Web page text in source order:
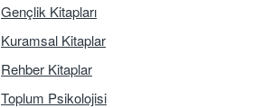
Gençlik Kitapları
Kuramsal Kitaplar
Rehber Kitaplar
Toplum Psikolojisi